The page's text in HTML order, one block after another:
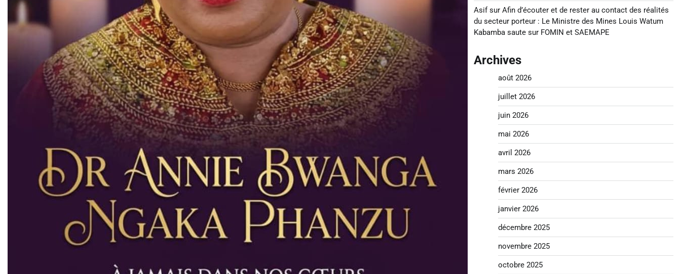
Asifsur Afin d’écouter et de rester au contact des réalités
du secteur porteur : Le Ministre des Mines Louis Watum
Kabamba saute sur FOMIN et SAEMAPE
Archives
août 2026
juillet 2026
juin 2026
mai 2026
avril 2026
mars 2026
février 2026
janvier 2026
décembre 2025
novembre 2025
octobre 2025